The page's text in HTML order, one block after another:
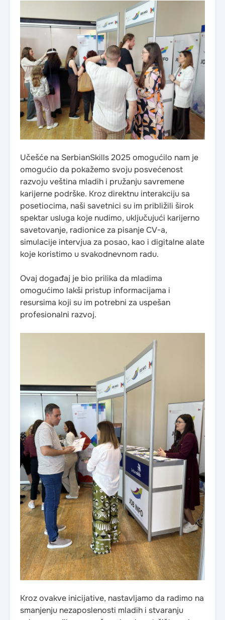
Učešće na SerbianSkills 2025 omogućilo nam je
omogućio da pokažemo svoju posvećenost
razvoju veština mladih i pružanju savremene
karijerne podrške. Kroz direktnu interakciju sa
posetiocima, naši savetnici su im približili širok
spektar usluga koje nudimo, uključujući karijerno
savetovanje, radionice za pisanje CV-a,
simulacije intervjua za posao, kao i digitalne alate
koje koristimo u svakodnevnom radu.
Ovaj događaj je bio prilika da mladima
omogućimo lakši pristup informacijama i
resursima koji su im potrebni za uspešan
profesionalni razvoj.​
Kroz ovakve inicijative, nastavljamo da radimo na
smanjenju nezaposlenosti mladih i stvaranju